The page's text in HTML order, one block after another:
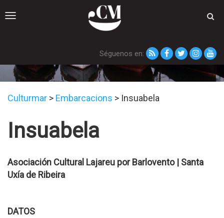
Toggle
Séguenos en:
Embarcacións
Culturmar > Embarcacions > Insuabela
Insuabela
Asociación Cultural Lajareu por Barlovento | Santa
Uxía de Ribeira
DATOS